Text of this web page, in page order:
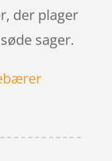
der plager
sager.